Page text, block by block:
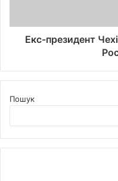
Екс-президент
Пошук